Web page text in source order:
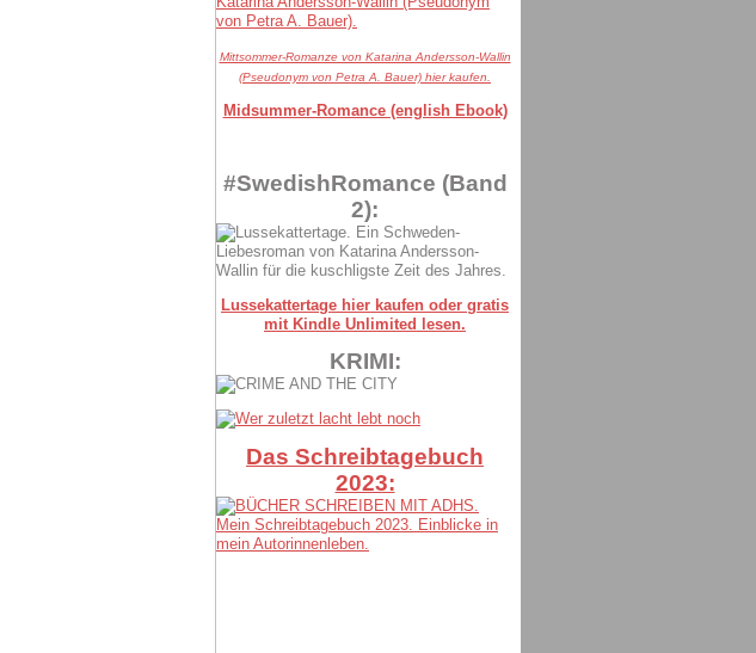
Mittsommer-Romanze von Katarina Andersson-Wallin
(Pseudonym von Petra A. Bauer) hier kaufen.
Midsummer-Romance (english Ebook)
#SwedishRomance (Band
2):
Lussekattertage hier kaufen oder gratis
mit Kindle Unlimited lesen.
KRIMI:
Das Schreibtagebuch
2023: